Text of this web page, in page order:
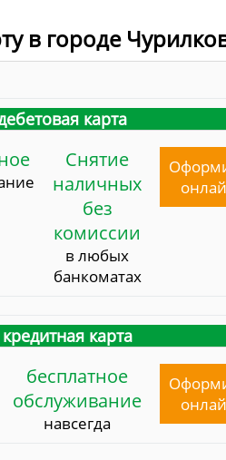
в городе
карта
Снятие
наличных
без
комиссии
в любых
банкоматах
карта
бесплатное
обслуживание
навсегда